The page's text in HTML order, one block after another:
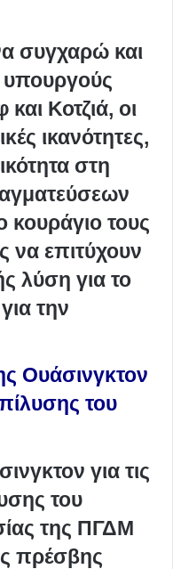
συγχαρώ και
Κοτζιά, οι
ικανότητες,
στη
κουράγιο τους
να επιτύχουν
λύση για το
την
Ουάσινγκτον
του
για τις
του
της ΠΓΔΜ
πρέσβης